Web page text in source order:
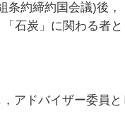
条約締約国会議)後
石炭」に関わる者
アドバイザー委員